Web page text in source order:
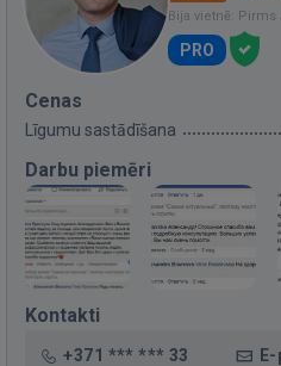
Bija vietnē: Pirms
PRO
Cenas
Līgumu sastādīšana
Darbu piemēri
Kontakti
+371 *** *** 33